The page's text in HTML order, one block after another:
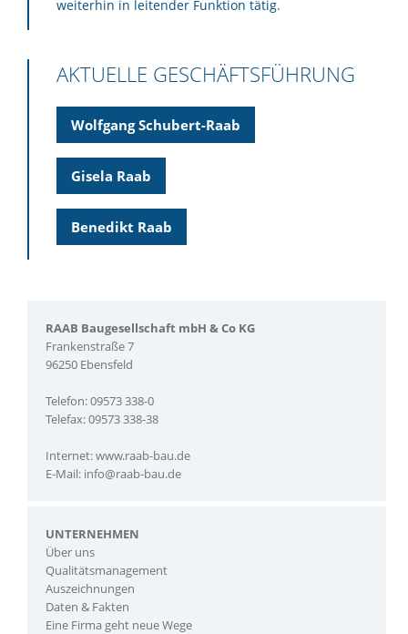
weiterhin in leitender Funktion tätig.
AKTUELLE GESCHÄFTSFÜHRUNG
Wolfgang Schubert-Raab
Gisela Raab
Benedikt Raab
RAAB Baugesellschaft mbH & Co KG
Frankenstraße 7
96250 Ebensfeld
Telefon: 09573 338-0
Telefax: 09573 338-38
Internet:www.raab-bau.de
E-Mail: info@raab-bau.de
UNTERNEHMEN
Über uns
Qualitätsmanagement
Auszeichnungen
Daten & Fakten
Eine Firma geht neue Wege